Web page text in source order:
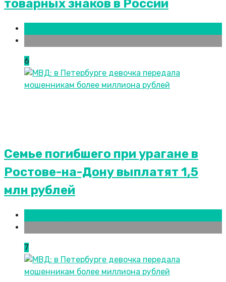
товарных знаков в России
6
Семье погибшего при урагане в
Ростове-на-Дону выплатят 1,5
млн рублей
7